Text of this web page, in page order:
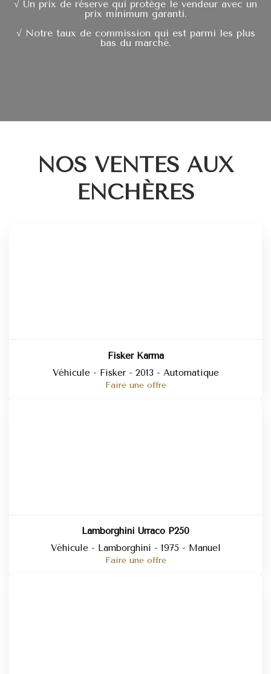
√ Un prix de réserve qui protège le vendeur avec un
prix minimum garanti.
√ Notre taux de commission qui est parmi les plus
bas du marché.
NOS VENTES AUX
ENCHÈRES
Fisker Karma
Véhicule - Fisker - 2013 - Automatique
Faire une offre
Lamborghini Urraco P250
Véhicule - Lamborghini - 1975 - Manuel
Faire une offre